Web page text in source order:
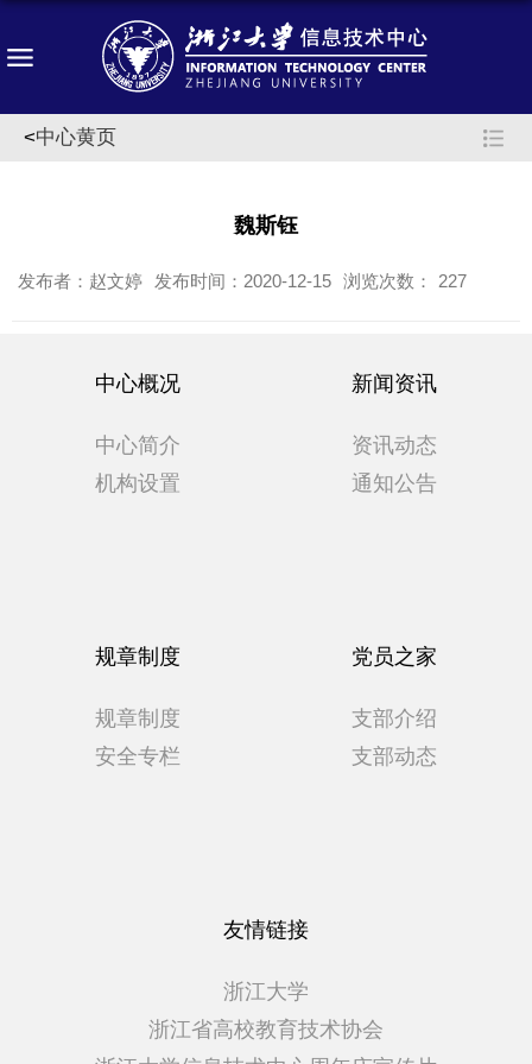
<中心黄页
魏斯钰
发布者：赵文婷 发布时间：2020-12-15 浏览次数： 227
中心概况
中心简介
机构设置
新闻资讯
资讯动态
通知公告
规章制度
规章制度
安全专栏
党员之家
支部介绍
支部动态
友情链接
浙江大学
浙江省高校教育技术协会